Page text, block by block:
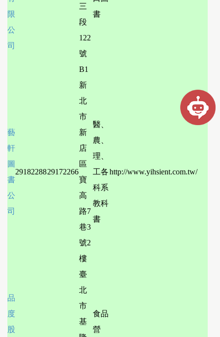
限
公
司
三
段
122
號
B1
書
藝
軒
圖
書
公
司
2918228829172266
新
北
市
新
店
區
寶
高
路7
巷3
號2
樓
醫、
農、
理、
工各
科系
教科
書
http://www.yihsient.com.tw/
品
度
股
臺
北
市
基
食品
營